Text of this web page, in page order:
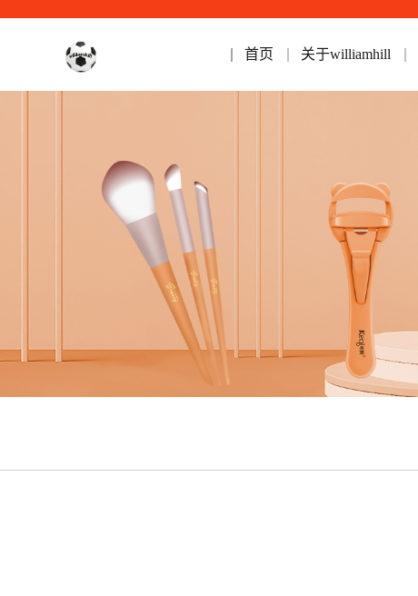
首页 关于williamhill